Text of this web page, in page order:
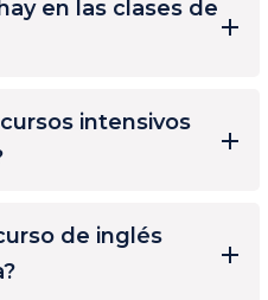
en las clases de
intensivos
de inglés